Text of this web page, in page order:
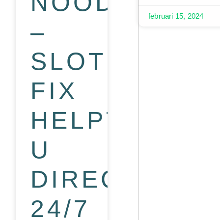
–
SLOTEN
FIX
HELPT
U
DIRECT
24/7
februari 15, 2024